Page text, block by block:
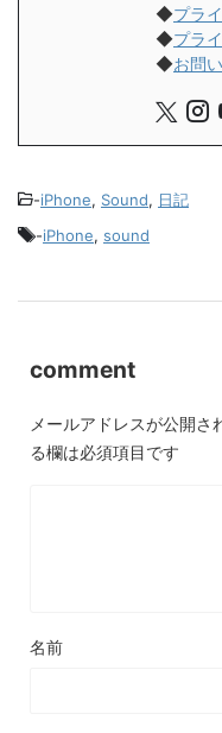
◆プラ
◆プラ
◆お問
-iPhone, Sound, 日記
-iPhone, sound
comment
メールアドレスが公開さ
る欄は必須項目です
名前